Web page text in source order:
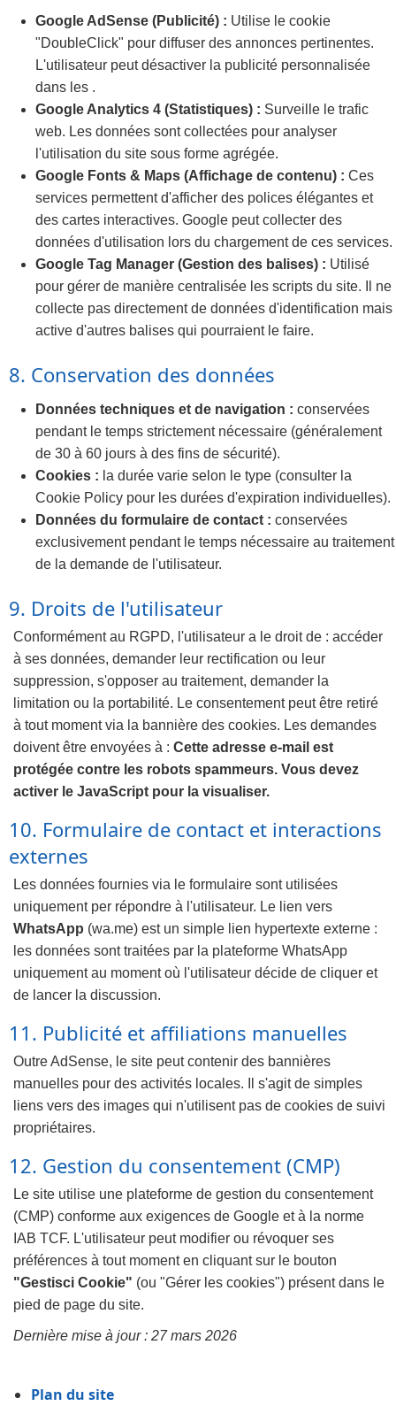
Google AdSense (Publicité) : Utilise le cookie
"DoubleClick" pour diffuser des annonces pertinentes.
L'utilisateur peut désactiver la publicité personnalisée
dans les .
Google Analytics 4 (Statistiques) : Surveille le trafic
web. Les données sont collectées pour analyser
l'utilisation du site sous forme agrégée.
Google Fonts & Maps (Affichage de contenu) : Ces
services permettent d'afficher des polices élégantes et
des cartes interactives. Google peut collecter des
données d'utilisation lors du chargement de ces services.
Google Tag Manager (Gestion des balises) : Utilisé
pour gérer de manière centralisée les scripts du site. Il ne
collecte pas directement de données d'identification mais
active d'autres balises qui pourraient le faire.
8. Conservation des données
Données techniques et de navigation : conservées
pendant le temps strictement nécessaire (généralement
de 30 à 60 jours à des fins de sécurité).
Cookies : la durée varie selon le type (consulter la
Cookie Policy pour les durées d'expiration individuelles).
Données du formulaire de contact : conservées
exclusivement pendant le temps nécessaire au traitement
de la demande de l'utilisateur.
9. Droits de l'utilisateur
Conformément au RGPD, l'utilisateur a le droit de : accéder
à ses données, demander leur rectification ou leur
suppression, s'opposer au traitement, demander la
limitation ou la portabilité. Le consentement peut être retiré
à tout moment via la bannière des cookies. Les demandes
doivent être envoyées à : Cette adresse e-mail est
protégée contre les robots spammeurs. Vous devez
activer le JavaScript pour la visualiser.
10. Formulaire de contact et interactions
externes
Les données fournies via le formulaire sont utilisées
uniquement per répondre à l'utilisateur. Le lien vers
WhatsApp (wa.me) est un simple lien hypertexte externe :
les données sont traitées par la plateforme WhatsApp
uniquement au moment où l'utilisateur décide de cliquer et
de lancer la discussion.
11. Publicité et affiliations manuelles
Outre AdSense, le site peut contenir des bannières
manuelles pour des activités locales. Il s'agit de simples
liens vers des images qui n'utilisent pas de cookies de suivi
propriétaires.
12. Gestion du consentement (CMP)
Le site utilise une plateforme de gestion du consentement
(CMP) conforme aux exigences de Google et à la norme
IAB TCF. L'utilisateur peut modifier ou révoquer ses
préférences à tout moment en cliquant sur le bouton
"Gestisci Cookie" (ou "Gérer les cookies") présent dans le
pied de page du site.
Dernière mise à jour : 27 mars 2026
Plan du site